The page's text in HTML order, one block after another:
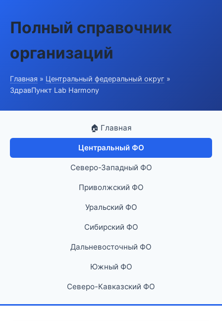
Полный справочник
организаций
Главная » Центральный федеральный округ »
ЗдравПункт Lab Harmony
🏠 Главная
Центральный ФО
Северо-Западный ФО
Приволжский ФО
Уральский ФО
Сибирский ФО
Дальневосточный ФО
Южный ФО
Северо-Кавказский ФО